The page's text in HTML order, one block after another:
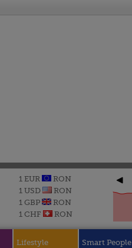
1 EUR
RON
1 USD
RON
1 GBP
RON
1 CHF
RON
Lifestyle Smart People